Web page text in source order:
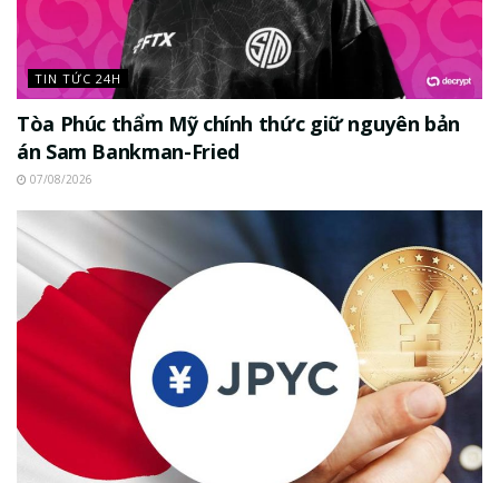
TIN TỨC 24H
Tòa Phúc thẩm Mỹ chính thức giữ nguyên bản
án Sam Bankman-Fried
07/08/2026